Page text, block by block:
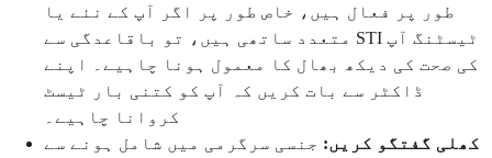
طور پر فعال ہیں، خاص طور پر اگر آپ کے نئے یا
متعدد ساتھی ہیں، تو باقاعدگی سے STI ٹیسٹنگ آپ
کی صحت کی دیکھ بھال کا معمول ہونا چاہیے۔ اپنے
ڈاکٹر سے بات کریں کہ آپ کو کتنی بار ٹیسٹ
کروانا چاہیے۔
کھلی گفتگو کریں: جنسی سرگرمی میں شامل ہونے سے